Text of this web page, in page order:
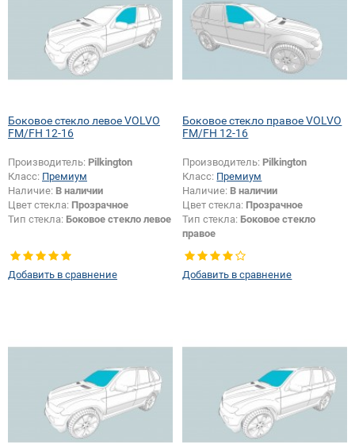
Боковое стекло левое VOLVO
FM/FH 12-16
Производитель: Pilkington
Класс: Премиум
Наличие: В наличии
Цвет стекла: Прозрачное
Тип стекла: Боковое стекло левое
Добавить в сравнение
Боковое стекло правое VOLVO
FM/FH 12-16
Производитель: Pilkington
Класс: Премиум
Наличие: В наличии
Цвет стекла: Прозрачное
Тип стекла: Боковое стекло
правое
Добавить в сравнение